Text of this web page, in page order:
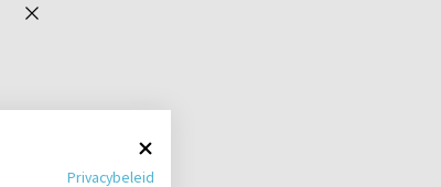
Privacybeleid